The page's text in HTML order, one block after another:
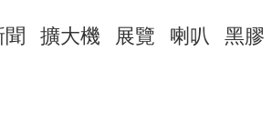
聞 擴大機 展覽 喇叭 黑膠